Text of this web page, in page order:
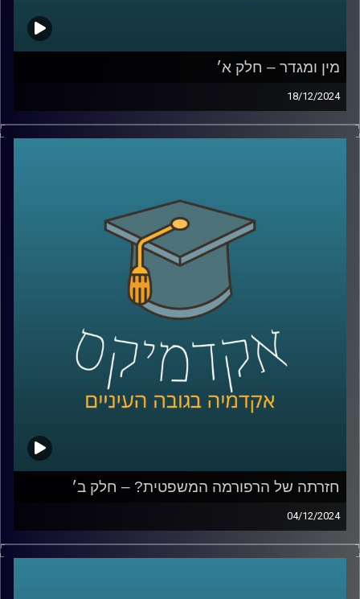
מין ומגדר – חלק א׳
18/12/2024
בפרק הזה נצלול לתחום מרתק שנוגע בכולנו אבל לא תמיד
אנחנו חושבים עליו: כיצד השפעות מגדריות יכולות לעצב את
מהלבוש ועד לפעילויות שהם בוחרים, אבל האם חשבתם על
כך שהחלטות אלו עשויות גם להשפיע על תחומי העניין
והכישורים שלהם?
בפרק הזה, נארח את פרופסור תמר שגיא מבית הספר ברוך
איבצ׳ר לפסיכולוגיה שתחשוף כיצד מסרים מגדריים, שלעתים
איננו מודעים להם, יכולים לעצב את האופן שבו ילדים תופסים
את עצמם ואת האפשרויות מונחות בפניהם
קרדיט תמונות:AudioVersity
חזרתה של הרפורמה המשפטית? – חלק ב׳
04/12/2024
בפרק הקודם עשינו סדר במושגי היסוד, מה כוללת הרפורמה
המשפטית, מה היא בכלל פסקת ההתגברות, עילת הסבירות,